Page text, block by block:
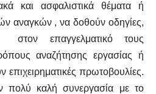
και ασφαλιστικά θέματα ή
αναγκών , να δοθούν οδηγίες,
στον επαγγελματικό τους
αναζήτησης εργασίας ή
επιχειρηματικές πρωτοβουλίες.
πολύ καλή συνεργασία με το